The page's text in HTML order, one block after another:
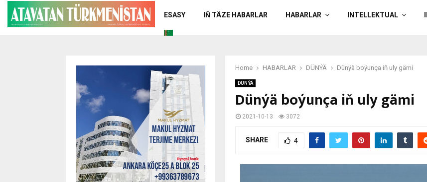
ESASY IŇ TÄZE HABARLAR HABARLAR INTELLEKTUAL
Home HABARLAR DÜNÝÄ Dünýä boýunça iň uly gämi
DÜNÝÄ
Dünýä boýunça iň uly gämi
2021-10-13 3072
SHARE 4